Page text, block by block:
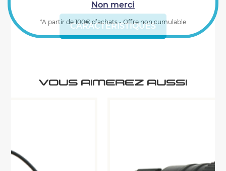
VOUS AIMEREZ AUSSI
CARACTÉRISTIQUES
Non merci
*A partir de 100€ d’achats - Offre non cumulable